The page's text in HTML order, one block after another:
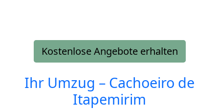
Kostenlose Angebote erhalten
Ihr Umzug – Cachoeiro de
Itapemirim